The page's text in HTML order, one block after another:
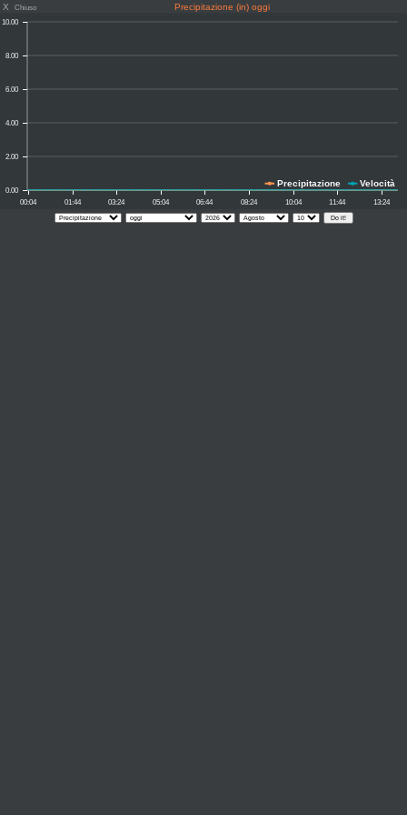
X Chiuso Precipitazione (in) oggi